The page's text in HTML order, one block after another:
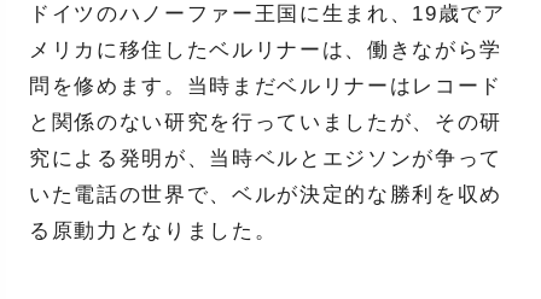
ドイツのハノーファー王国に生まれ、19歳でア
メリカに移住したベルリナーは、働きながら学
問を修めます。当時まだベルリナーはレコード
と関係のない研究を行っていましたが、その研
究による発明が、当時ベルとエジソンが争って
いた電話の世界で、ベルが決定的な勝利を収め
る原動力となりました。